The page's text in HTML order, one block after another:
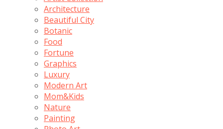
Architecture
Beautiful City
Botanic
Food
Fortune
Graphics
Luxury
Modern Art
Mom&Kids
Nature
Painting